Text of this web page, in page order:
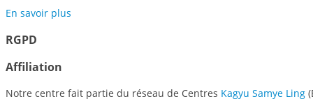
En savoir plus
RGPD
Affiliation
Notre centre fait partie du réseau de Centres Kagyu Samye Ling